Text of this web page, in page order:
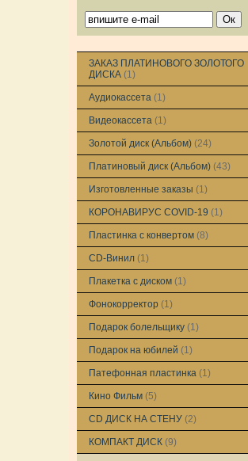
ЗАКАЗ ПЛАТИНОВОГО ЗОЛОТОГО
ДИСКА (1)
Аудиокассета (1)
Видеокассета (1)
Золотой диск (Альбом) (24)
Платиновый диск (Альбом) (43)
Изготовленные заказы (1)
КОРОНАВИРУС COVID-19 (1)
Пластинка с конвертом (8)
CD-Винил (1)
Плакетка с диском (1)
Фонокорректор (1)
Подарок болельщику (1)
Подарок на юбилей (1)
Патефонная пластинка (1)
Кино Фильм (5)
CD ДИСК НА СТЕНУ (2)
КОМПАКТ ДИСК (9)